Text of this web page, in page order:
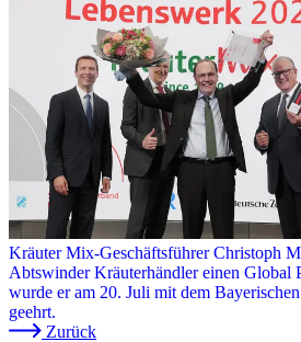
Kräuter Mix-Geschäftsführer Christoph
Abtswinder Kräuterhändler einen Global
wurde er am 20. Juli mit dem
geehrt.
Zurück